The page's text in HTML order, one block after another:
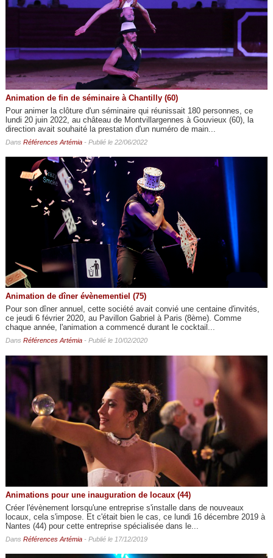
Animation de fin de séminaire à Chantilly (60)
Pour animer la clôture d'un séminaire qui réunissait 180 personnes, ce
lundi 20 juin 2022, au château de Montvillargennes à Gouvieux (60), la
direction avait souhaité la prestation d'un numéro de main...
Dans Références Artémia- Publié le 22/06/2022
Animation de dîner évènementiel (75)
Pour son dîner annuel, cette société avait convié une centaine d'invités,
ce jeudi 6 février 2020, au Pavillon Gabriel à Paris (8ème). Comme
chaque année, l'animation a commencé durant le cocktail...
Dans Références Artémia- Publié le 10/02/2020
Animations pour une inauguration de locaux (44)
Créer l'évènement lorsqu'une entreprise s'installe dans de nouveaux
locaux, cela s'impose. Et c'était bien le cas, ce lundi 16 décembre 2019 à
Nantes (44) pour cette entreprise spécialisée dans le...
Dans Références Artémia- Publié le 17/12/2019